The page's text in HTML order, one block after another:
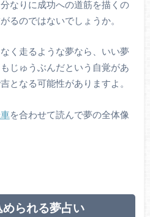
なりに成功への道筋を描くの
るのではないでしょうか。
く走るような夢なら、いい夢
じゅうぶんだという自覚があ
となる可能性がありますよ。
を合わせて読んで夢の全体像
られる夢占い